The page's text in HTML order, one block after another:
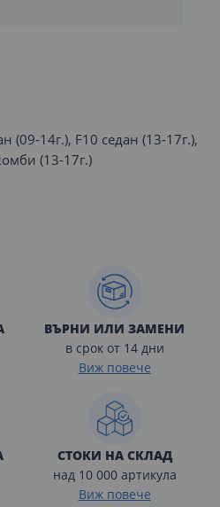
(09-14г.), F10 седан (13-17г.),
(13-17г.)
ВЪРНИ ИЛИ ЗАМЕНИ
в срок от 14 дни
Виж повече
СТОКИ НА СКЛАД
над 10 000 артикула
Виж повече